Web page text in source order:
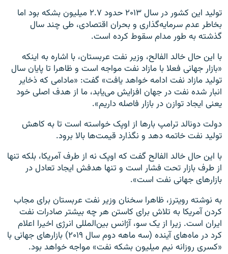
تولید این کشور در سال ۲۰۱۳ حدود ۲.۷ میلیون بشکه بود اما
بخاطر عدم سرمایه‌گذاری و بحران اقتصادی، طی چند سال
گذشته به طور مدام سقوط کرده است.
با این حال خالد الفالح، وزیر نفت عربستان، با اشاره به اینکه
«بازار جهانی فعلا با مازاد نفت مواجه است و ظاهرا تا پایان سال
تولید مازاد نفت ادامه خواهد یافت» گفت: «مادامی که ذخایر
انبار شده نفت در جهان افزایش می‌یابد، ما از هدف اصلی خود
یعنی ایجاد توازن در بازار فاصله داریم».
دولت دونالد ترامپ بارها از اوپک خواسته است تا به کاهش
تولید نفت خاتمه دهد و نگذارد قیمت‌ها بالا برود.
با این حال خالد الفالح گفت که اوپک نه از طرف آمریکا، بلکه تنها
از طرف بازار تحت فشار است و تنها هدفش ایجاد تعادل در
بازارهای جهانی نفت است».
به نوشته رویترز، ظاهرا سخنان وزیر نفت عربستان برای مجاب
کردن آمریکا به تلاش برای کاستن هر چه بیشتر صادرات نفت
ایران است. زیرا از یک سو، آژانس بین‌المللی انرژی اخیرا اعلام
کرد در ماه‌های آینده (سه ماهه دوم سال ۲۰۱۹) بازارهای جهانی با
«کسری روزانه نیم میلیون بشکه نفت» مواجه خواهد بود.